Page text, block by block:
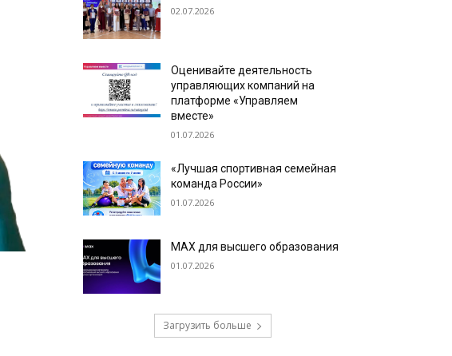
02.07.2026
Оценивайте деятельность
управляющих компаний на
платформе «Управляем
вместе»
01.07.2026
«Лучшая спортивная семейная
команда России»
01.07.2026
МАХ для высшего образования
01.07.2026
Загрузить больше